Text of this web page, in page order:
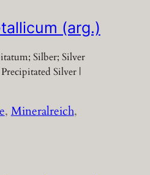
(arg.)
Silber; Silver
Silver |
, Mineralreich